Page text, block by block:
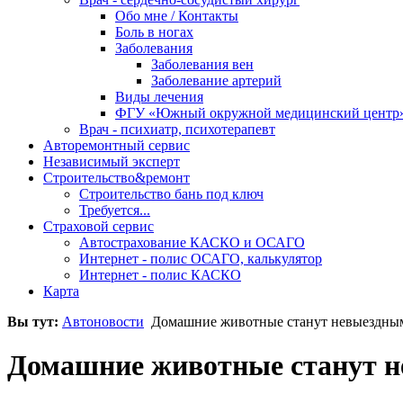
Обо мне / Контакты
Боль в ногах
Заболевания
Заболевания вен
Заболевание артерий
Виды лечения
ФГУ «Южный окружной медицинский
Врач - психиатр, психотерапевт
Авторемонтный сервис
Независимый эксперт
Строительство&ремонт
Строительство бань под ключ
Требуется...
Страховой сервис
Автострахование КАСКО и ОСАГО
Интернет - полис ОСАГО, калькулятор
Интернет - полис КАСКО
Карта
Вы тут: Автоновости Домашние животные станут
Домашние животные станут